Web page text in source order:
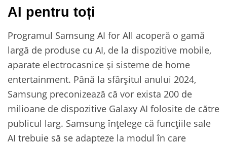
AI pentru toți
Programul Samsung AI for All acoperă o gamă
largă de produse cu AI, de la dispozitive mobile,
aparate electrocasnice și sisteme de home
entertainment. Până la sfârșitul anului 2024,
Samsung preconizează că vor exista 200 de
milioane de dispozitive Galaxy AI folosite de către
publicul larg. Samsung înțelege că funcțiile sale
AI trebuie să se adapteze la modul în care